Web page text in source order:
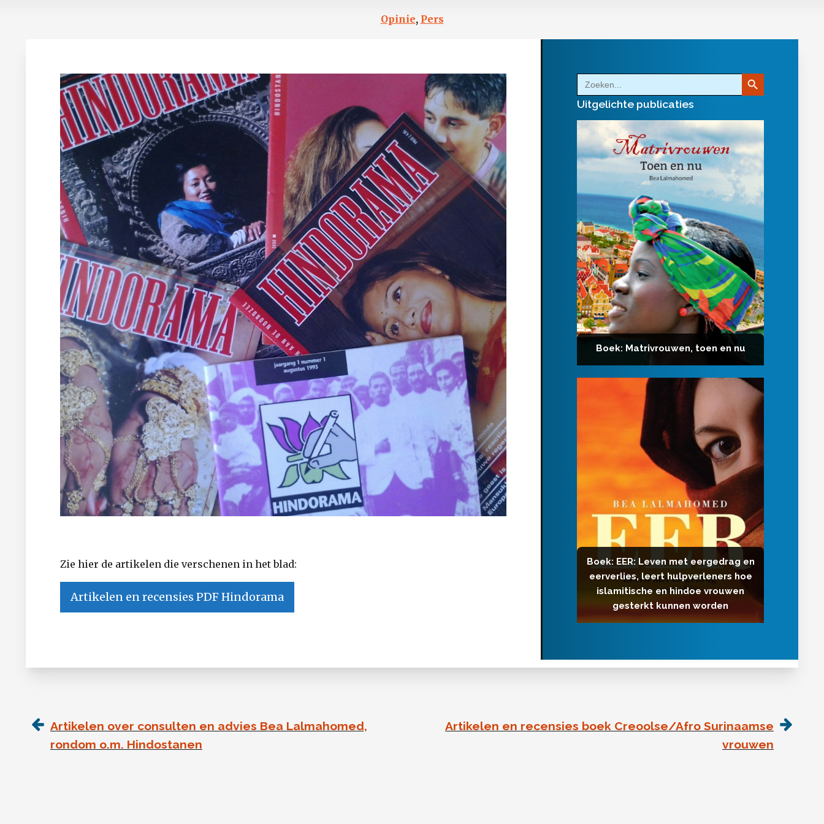
Opinie, Pers
Zie hier de artikelen die verschenen in het blad:
Artikelen en recensies PDF Hindorama
Zoek
naar:
Zoekknop
Uitgelichte publicaties
Boek: Matrivrouwen, toen en nu
Boek: EER: Leven met eergedrag en
eerverlies, leert hulpverleners hoe
islamitische en hindoe vrouwen
gesterkt kunnen worden
Artikelen over consulten en advies Bea Lalmahomed,
rondom o.m. Hindostanen
Artikelen en recensies boek Creoolse/Afro Surinaamse
vrouwen